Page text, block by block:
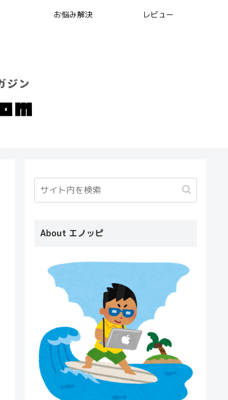
お悩み解決 レビュー
About エノッピ